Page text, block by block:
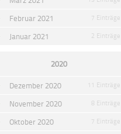
Februar 2021 7 Einträge
Januar 2021 2 Einträge
2020
Dezember 2020 11 Einträge
November 2020 8 Einträge
Oktober 2020 7 Einträge